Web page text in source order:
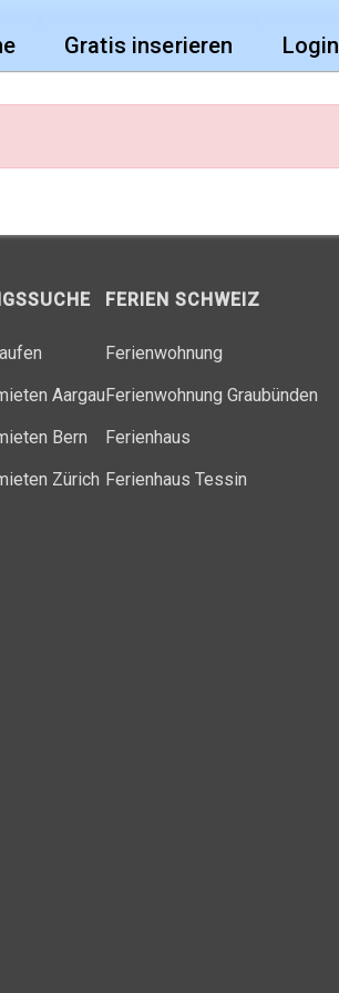
Gratis inserieren Login
Aargau
Bern
Zürich
FERIEN SCHWEIZ
Ferienwohnung
Ferienwohnung Graubünden
Ferienhaus
Ferienhaus Tessin